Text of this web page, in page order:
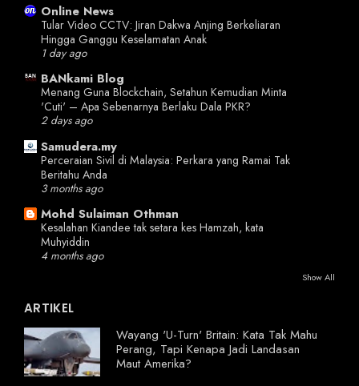
Online News
Tular Video CCTV: Jiran Dakwa Anjing Berkeliaran
Hingga Ganggu Keselamatan Anak
1 day ago
BANkami Blog
Menang Guna Blockchain, Setahun Kemudian Minta
'Cuti' – Apa Sebenarnya Berlaku Dala PKR?
2 days ago
Samudera.my
Perceraian Sivil di Malaysia: Perkara yang Ramai Tak
Beritahu Anda
3 months ago
Mohd Sulaiman Othman
Kesalahan Kiandee tak setara kes Hamzah, kata
Muhyiddin
4 months ago
Show All
ARTIKEL
Wayang 'U-Turn' Britain: Kata Tak Mahu
Perang, Tapi Kenapa Jadi Landasan
Maut Amerika?